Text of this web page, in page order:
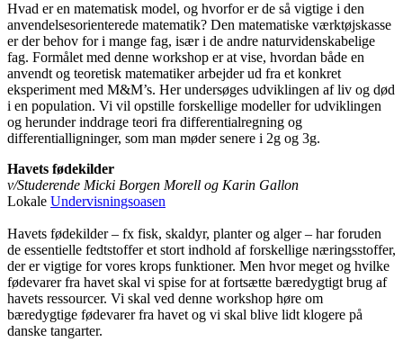
Hvad er en matematisk model, og hvorfor er de så vigtige i den
anvendelsesorienterede matematik? Den matematiske værktøjskasse
er der behov for i mange fag, især i de andre naturvidenskabelige
fag. Formålet med denne workshop er at vise, hvordan både en
anvendt og teoretisk matematiker arbejder ud fra et konkret
eksperiment med M&M’s. Her undersøges udviklingen af liv og død
i en population. Vi vil opstille forskellige modeller for udviklingen
og herunder inddrage teori fra differentialregning og
differentialligninger, som man møder senere i 2g og 3g.
Havets fødekilder
v/Studerende Micki Borgen Morell og Karin Gallon
Lokale Undervisningsoasen
Havets fødekilder – fx fisk, skaldyr, planter og alger – har foruden
de essentielle fedtstoffer et stort indhold af forskellige næringsstoffer,
der er vigtige for vores krops funktioner. Men hvor meget og hvilke
fødevarer fra havet skal vi spise for at fortsætte bæredygtigt brug af
havets ressourcer. Vi skal ved denne workshop høre om
bæredygtige fødevarer fra havet og vi skal blive lidt klogere på
danske tangarter.